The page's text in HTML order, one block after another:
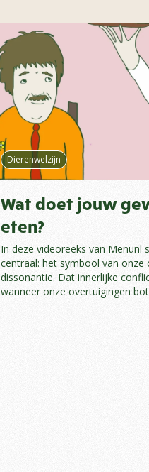
Dierenwelzijn
Wat doet jouw
eten?
In deze videoreeks van Menunl
centraal: het symbool van onze
dissonantie. Dat innerlijke
wanneer onze overtuigingen